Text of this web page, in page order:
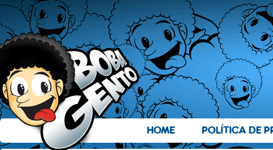
HOME POLÍTICA DE